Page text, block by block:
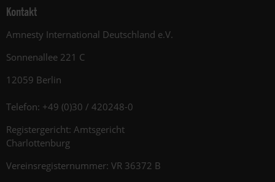
Kontakt
Amnesty International Deutschland e.V.
Sonnenallee 221 C
12059 Berlin
Telefon: +49 (0)30 / 420248-0
Registergericht: Amtsgericht
Charlottenburg
Vereinsregisternummer: VR 36372 B